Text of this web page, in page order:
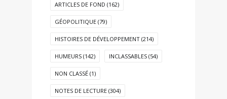
ARTICLES DE FOND (162)
GÉOPOLITIQUE (79)
HISTOIRES DE DÉVELOPPEMENT (214)
HUMEURS (142) INCLASSABLES (54)
NON CLASSÉ (1)
NOTES DE LECTURE (304)